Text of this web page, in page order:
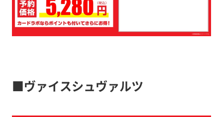
■ヴァイスシュヴァルツ